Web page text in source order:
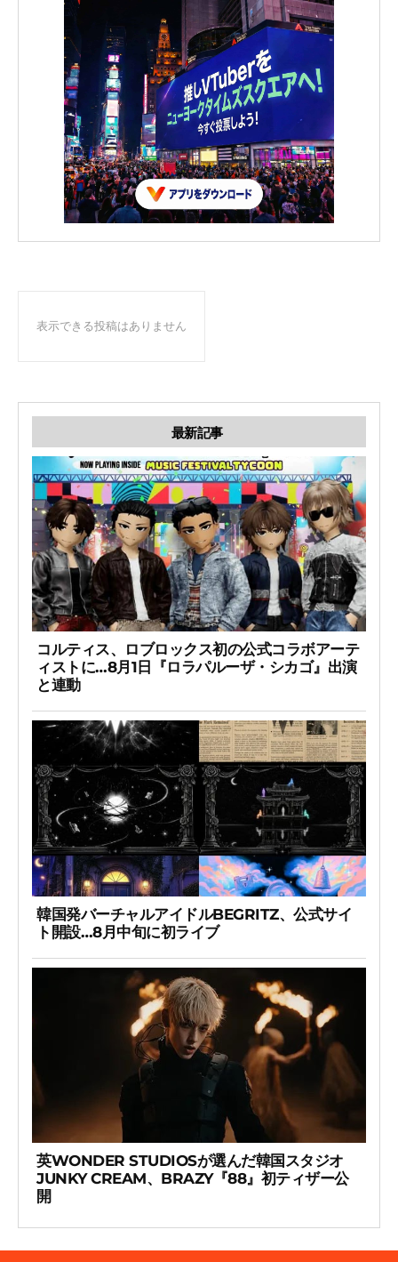
表示できる投稿はありません
最新記事
コルティス、ロブロックス初の公式コラボアーテ
ィストに…8月1日『ロラパルーザ・シカゴ』出演
と連動
韓国発バーチャルアイドルBEGRITZ、公式サイ
ト開設…8月中旬に初ライブ
英WONDER STUDIOSが選んだ韓国スタジオ
JUNKY CREAM、BRAZY『88』初ティザー公
開